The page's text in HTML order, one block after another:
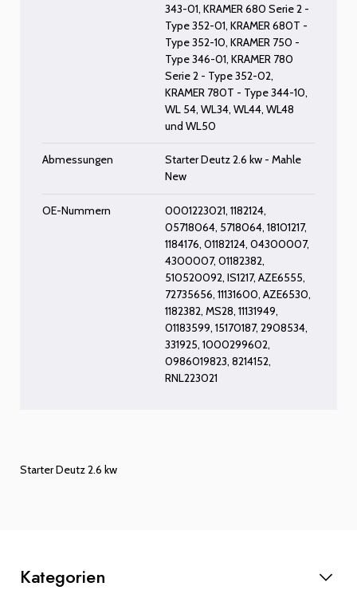
343-01,KRAMER 680 Serie 2 -
Type 352-01,KRAMER 680T -
Type 352-10,KRAMER 750 -
Type 346-01,KRAMER 780
Serie 2 - Type 352-02,
KRAMER 780T - Type 344-10,
WL 54,WL34,WL44,WL48
undWL50
Abmessungen
Starter Deutz 2.6 kw - Mahle
New
OE-Nummern
0001223021, 1182124,
05718064, 5718064, 18101217,
1184176, 01182124, 04300007,
4300007, 01182382,
510520092, IS1217, AZE6555,
72735656, 11131600, AZE6530,
1182382, MS28, 11131949,
01183599, 15170187, 2908534,
331925, 1000299602,
0986019823, 8214152,
RNL223021
Starter Deutz 2.6 kw
Kategorien